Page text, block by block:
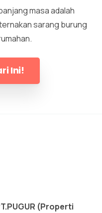
masa adalah
sarang burung
Ini!
(Properti